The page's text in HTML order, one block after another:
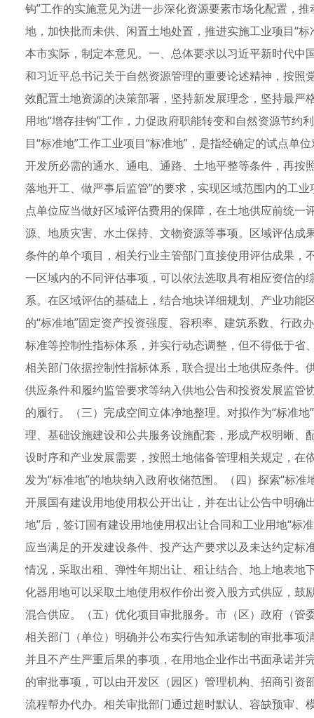
钩”工作的实施意见为进一步深化资源要素市场化配置，
地，加快批而未供、闲置土地处置，推进实施工业项目“
本市实际，制定本意见。一、总体要求以习近平新时代
和习近平总书记关于自然资源管理的重要论述精神，按
效配置土地资源的决策部署，坚持新发展理念，坚持最严
用地“增存挂钩”工作，力促政府职能转变和自然资源节
目“标准地”工作工业项目“标准地”，是指经确定的试点单
开发所必需的通水、通电、通路、土地平整等条件，再按
落地开工、做严事后监管”的要求，实现区域范围内的工
点单位应当做好区域评估费用的保障，在土地供应前统
源、地质灾害、水土保持、文物资源等事项。区域评估
条件的单个项目，相关行业主管部门直接使用评估成果
一区域内的不同评估事项，可以依法选取具有相应资信
系。在区域评估的基础上，结合地块详细规划、产业功
的“标准地”固定资产投资强度、容积率、建筑系数、行
标准等控制性指标体系，并实行动态调整，但不得低于
相关部门依据控制性指标体系，联合提出土地供应条件
供应条件和履约监管要求等纳入供地公告和投资发展监
的履行。（三）完成空间立体净地整理。对拟作为“标准
理、基础设施建设和公共服务设施配套，形成产权明晰
设时序和产业发展需要，按照土地储备管理相关规定，
发为“标准地”的地块纳入政府收储范围。（四）探索“标
开展国有建设用地使用权公开出让，并在出让公告中明确
地”后，签订国有建设用地使用权出让合同和工业用地“标
应当满足的开发建设条件、投产达产要求以及未达约定
情况，采取出租、弹性年期出让、租让结合、地上地表地
化器用地可以采取土地使用权作价出资入股方式供应，
混合供应。（五）优化项目审批服务。市（区）政府（管
相关部门（单位）明确并公布实行告知承诺制的审批事
并且不产生严重后果的事项，在用地企业作出书面承诺
的审批事项，可以由开发区（园区）管理机构、招商引
流程帮办代办。相关审批部门通过超时默认、容缺预审、